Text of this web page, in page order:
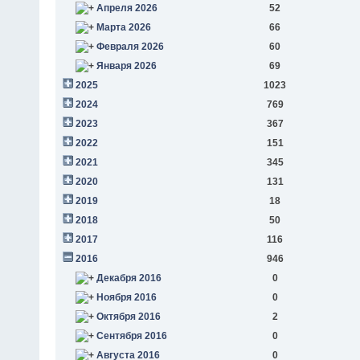
Апреля 2026
52
Марта 2026
66
Февраля 2026
60
Января 2026
69
2025
1023
2024
769
2023
367
2022
151
2021
345
2020
131
2019
18
2018
50
2017
116
2016
946
Декабря 2016
0
Ноября 2016
0
Октября 2016
2
Сентября 2016
0
Августа 2016
0